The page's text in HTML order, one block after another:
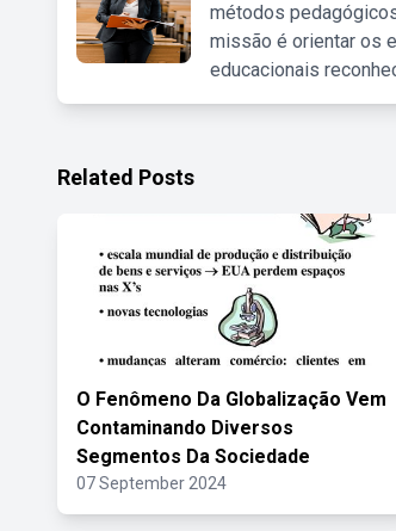
métodos
missão é orientar os
educacionais
Related Posts
O Fenômeno Da Globalização Vem
Contaminando Diversos
Segmentos Da Sociedade
07 September 2024